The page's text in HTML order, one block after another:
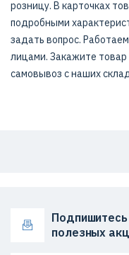
розницу. В карточках
подробными
задать вопрос.
лицами. Закажите
самовывоз с наших
полезных